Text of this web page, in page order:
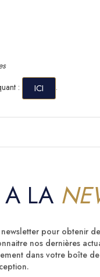
:
ICI .
A LA
pour obtenir
nos dernières
dans votre boîte de